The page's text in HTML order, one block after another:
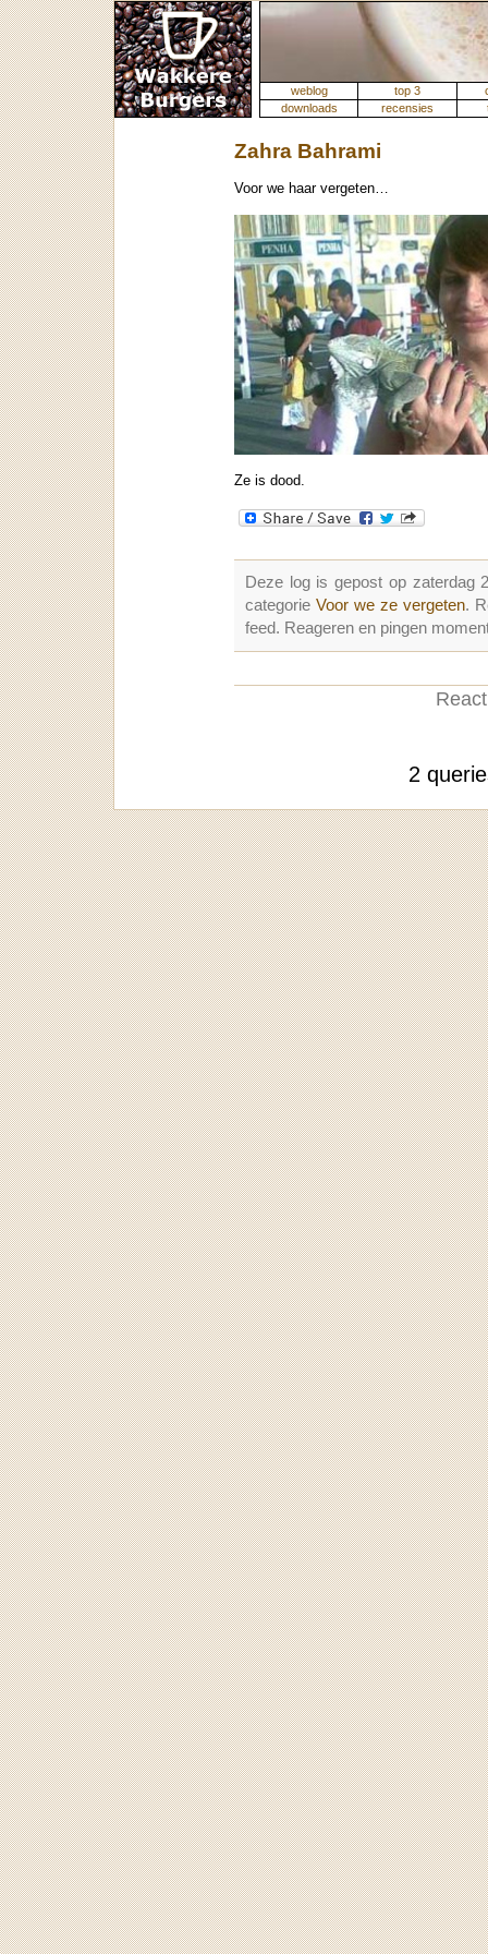
weblog top 3
downloads
recensies
Zahra Bahrami
Voor we haar vergeten…
Ze is dood.
Deze log is gepost op zaterdag
categorieVoor we ze vergeten.
feed. Reageren en pingen
2